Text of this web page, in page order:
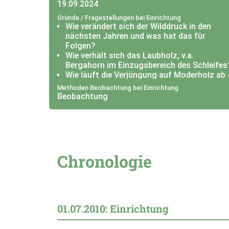
19.09.2024
Gründe / Fragestellungen bei Einrichtung
Wie verändert sich der Wilddruck in den
nächsten Jahren und was hat das für
Folgen?
Wie verhält sich das Laubholz, v.a.
Bergahorn im Einzugsbereich des
Wie läuft die Verjüngung auf Moderholz ab
wäre hier überhaupt Moderholz nötig?
Methoden Beobachtung bei Einrichtung
Beobachtung
Chronologie
01.07.2010: Einrichtung